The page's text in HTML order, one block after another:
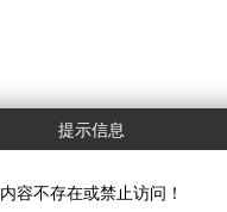
提示信息
内容不存在或禁止访问！